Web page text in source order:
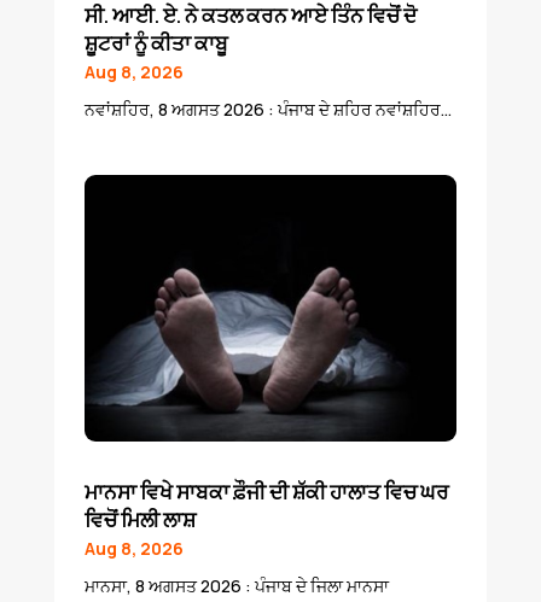
ਸੀ. ਆਈ. ਏ. ਨੇ ਕਤਲ ਕਰਨ ਆਏ ਤਿੰਨ ਵਿਚੋਂ ਦੋ
ਸ਼ੂਟਰਾਂ ਨੂੰ ਕੀਤਾ ਕਾਬੂ
Aug 8, 2026
ਨਵਾਂਸ਼ਹਿਰ, 8 ਅਗਸਤ 2026 : ਪੰਜਾਬ ਦੇ ਸ਼ਹਿਰ ਨਵਾਂਸ਼ਹਿਰ...
ਮਾਨਸਾ ਵਿਖੇ ਸਾਬਕਾ ਫ਼ੌਜੀ ਦੀ ਸ਼ੱਕੀ ਹਾਲਾਤ ਵਿਚ ਘਰ
ਵਿਚੋਂ ਮਿਲੀ ਲਾਸ਼
Aug 8, 2026
ਮਾਨਸਾ, 8 ਅਗਸਤ 2026 : ਪੰਜਾਬ ਦੇ ਜਿਲਾ ਮਾਨਸਾ